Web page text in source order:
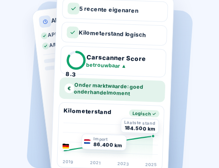
APK historie
APK geldig tot 03-2026
Altijd op tijd gekeurd
5 recente eigenaren
Kilometerstand logisch
8.3
Carscanner Score
betrouwbaar ▲
€ Onder marktwaarde: goed
onderhandelmoment
Kilometerstand Logisch ✓
Laatste stand
184.500 km
Import
86.400 km
2019 2021 2023 2025